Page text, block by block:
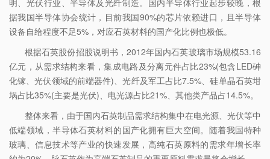
明、光伏行业、半导体及光纤制造。国内半导体行业起步较晚，根
据我国半导体协会统计，目前我国90%的芯片依赖进口，且半导体
设备自给程度不足5%，对应石英材料的国产化比例也极低。
根据石英股份招股说明书，2012年国内石英玻璃市场规模53.16
亿元，从需求结构来看，集成电路及分离元件占比23%(包含LED砷
化镓、光伏领域的前端器件)、光纤及军工占比7.5%、硅单晶石英坩
埚占比35%(主要是光伏)、电光源占比21%、其他类产品占14.5%。
整体来看，由于国内石英制品需求结构集中在电光源、光伏等中
低端领域，半导体石英材料的国产化拥有巨大空间。随着我国特种
玻璃、信息技术等产业的快速发展，高纯石英原料的需求年增长率